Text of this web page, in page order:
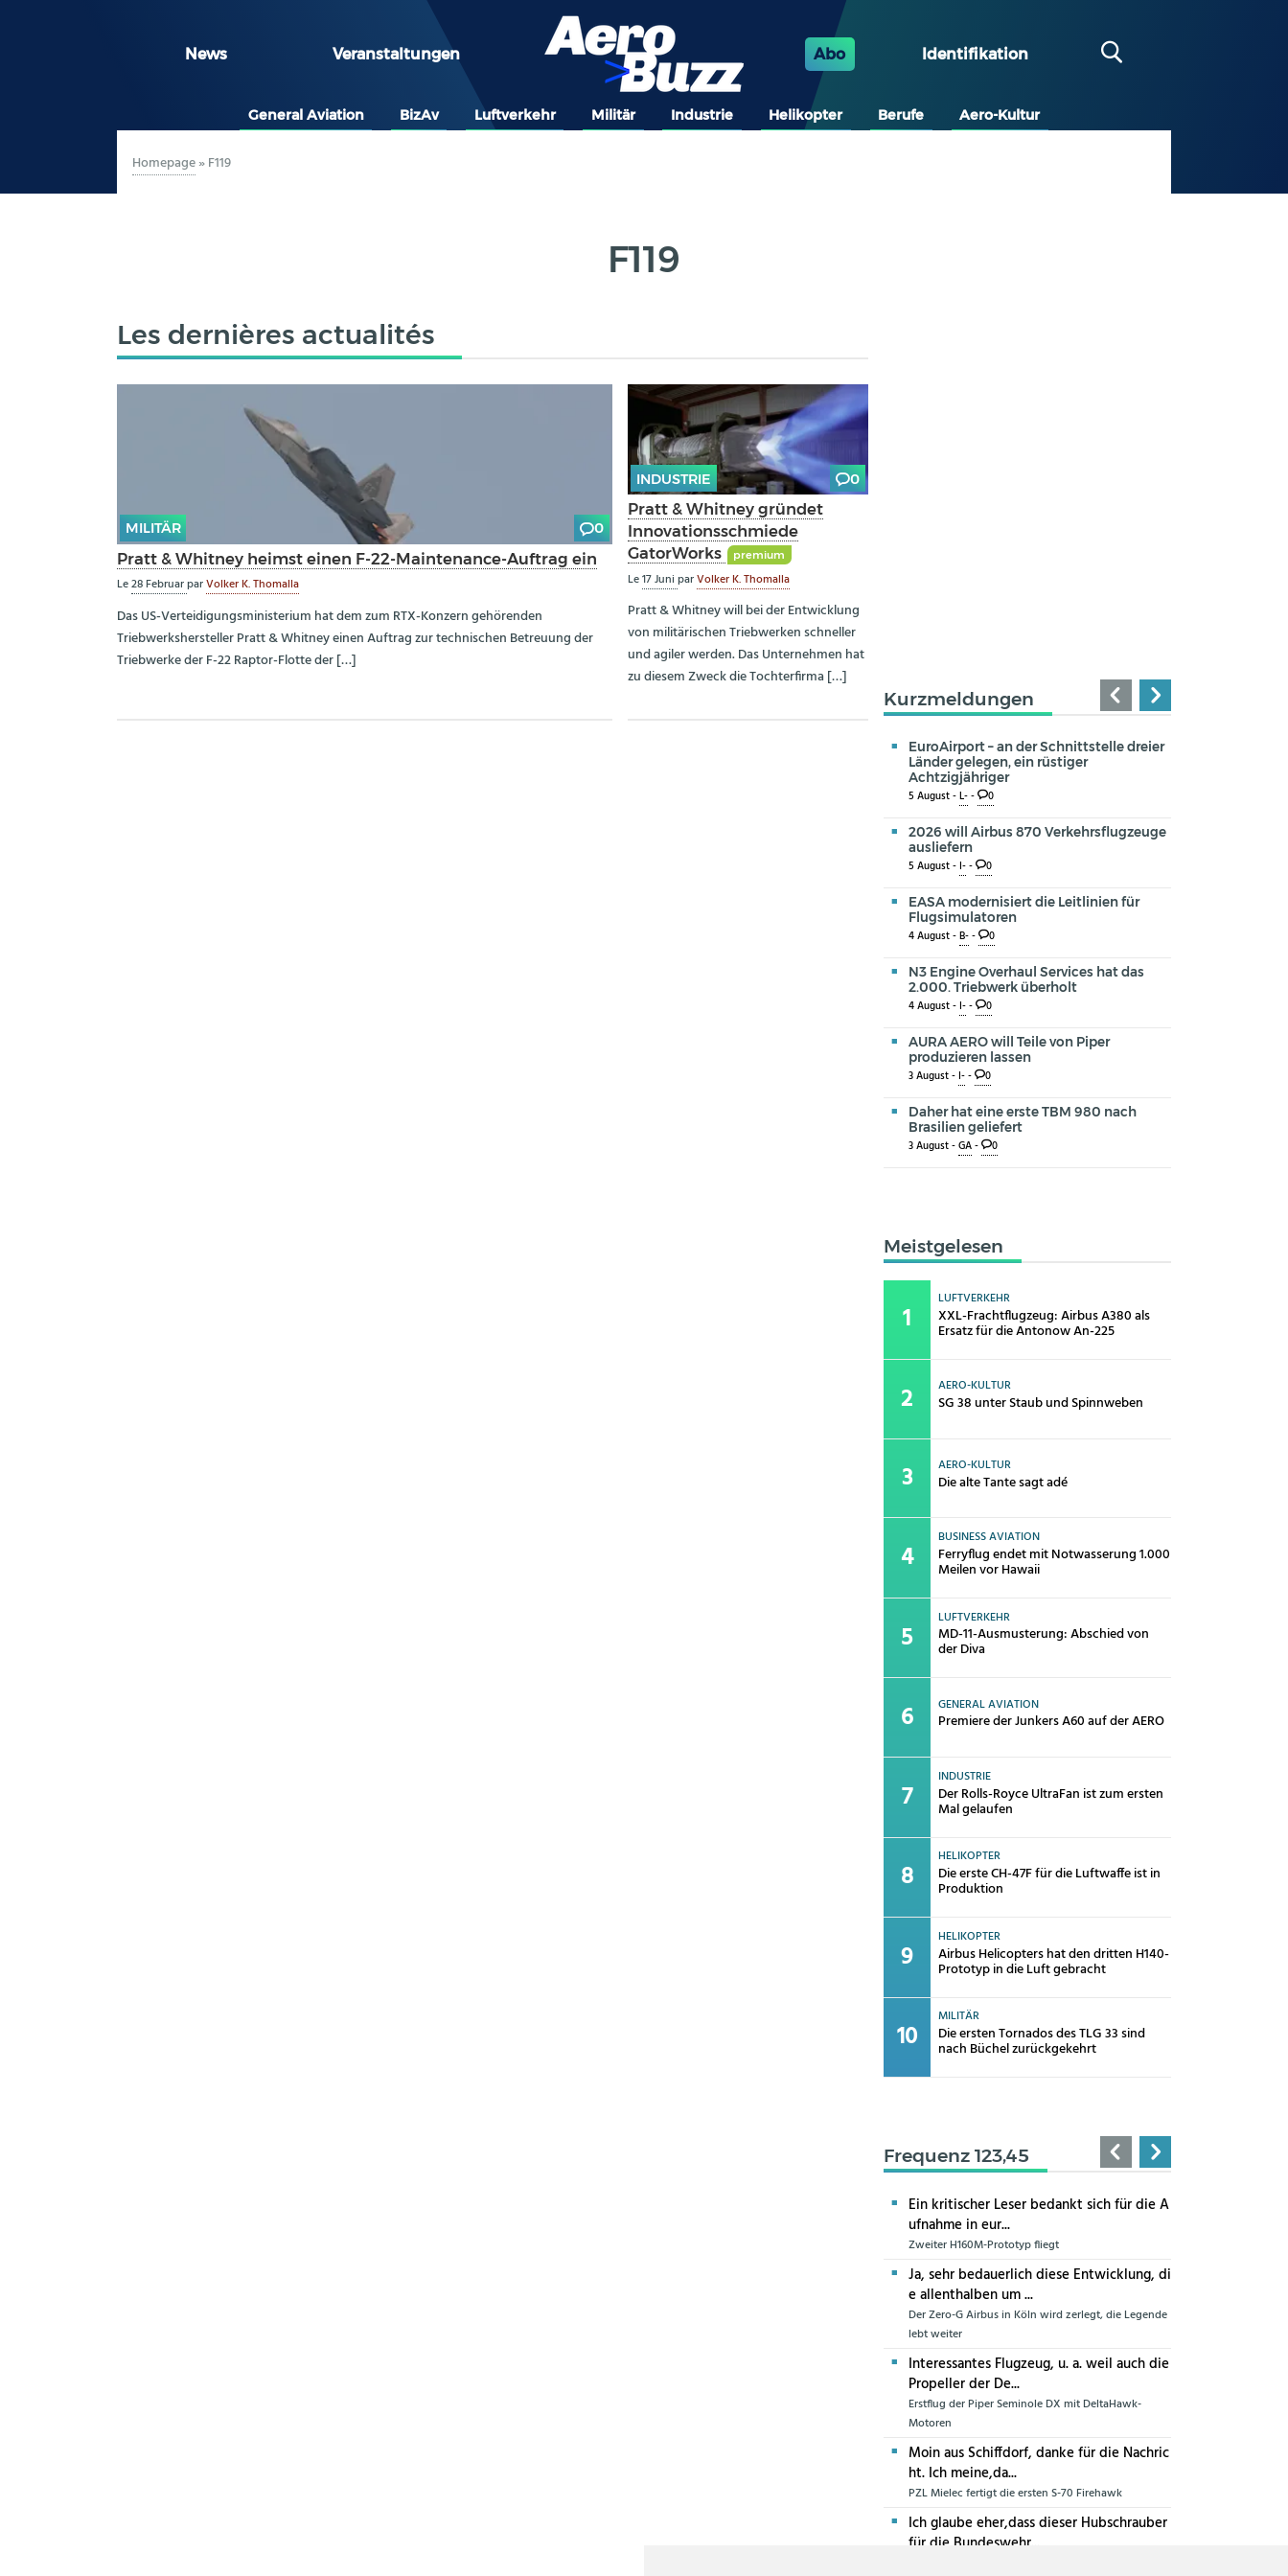
News Veranstaltungen Abo Identifikation
General Aviation BizAv Luftverkehr Militär Industrie Helikopter Berufe Aero-Kultur
Homepage»F119
F119
Les dernières actualités
MILITÄR 0
Pratt & Whitney heimst einen F-22-Maintenance-Auftrag ein
Le28 FebruarparVolker K. Thomalla
Das US-Verteidigungsministerium hat dem zum RTX-Konzern gehörenden
Triebwerkshersteller Pratt & Whitney einen Auftrag zur technischen Betreuung der
Triebwerke der F-22 Raptor-Flotte der […]
INDUSTRIE 0
Pratt & Whitney gründet
Innovationsschmiede
GatorWorks
premium
Le17 JuniparVolker K. Thomalla
Pratt & Whitney will bei der Entwicklung
von militärischen Triebwerken schneller
und agiler werden. Das Unternehmen hat
zu diesem Zweck die Tochterfirma […]
Kurzmeldungen
EuroAirport – an der Schnittstelle dreier
Länder gelegen, ein rüstiger
Achtzigjähriger
5 August -L-- 0
2026 will Airbus 870 Verkehrsflugzeuge
ausliefern
5 August -I-- 0
EASA modernisiert die Leitlinien für
Flugsimulatoren
4 August -B-- 0
N3 Engine Overhaul Services hat das
2.000. Triebwerk überholt
4 August -I-- 0
AURA AERO will Teile von Piper
produzieren lassen
3 August -I-- 0
Daher hat eine erste TBM 980 nach
Brasilien geliefert
3 August -GA- 0
Meistgelesen
LUFTVERKEHR
XXL-Frachtflugzeug: Airbus A380 als
Ersatz für die Antonow An-225
AERO-KULTUR
SG 38 unter Staub und Spinnweben
AERO-KULTUR
Die alte Tante sagt adé
BUSINESS AVIATION
Ferryflug endet mit Notwasserung 1.000
Meilen vor Hawaii
LUFTVERKEHR
MD-11-Ausmusterung: Abschied von
der Diva
GENERAL AVIATION
Premiere der Junkers A60 auf der AERO
INDUSTRIE
Der Rolls-Royce UltraFan ist zum ersten
Mal gelaufen
HELIKOPTER
Die erste CH-47F für die Luftwaffe ist in
Produktion
HELIKOPTER
Airbus Helicopters hat den dritten H140-
Prototyp in die Luft gebracht
MILITÄR
Die ersten Tornados des TLG 33 sind
nach Büchel zurückgekehrt
Frequenz 123,45
Ein kritischer Leser bedankt sich für die A
ufnahme in eur...
Zweiter H160M-Prototyp fliegt
Ja, sehr bedauerlich diese Entwicklung, di
e allenthalben um ...
Der Zero-G Airbus in Köln wird zerlegt, die Legende
lebt weiter
Interessantes Flugzeug, u. a. weil auch die
Propeller der De...
Erstflug der Piper Seminole DX mit DeltaHawk-
Motoren
Moin aus Schiffdorf, danke für die Nachric
ht. Ich meine,da...
PZL Mielec fertigt die ersten S-70 Firehawk
Ich glaube eher,dass dieser Hubschrauber
für die Bundeswehr...